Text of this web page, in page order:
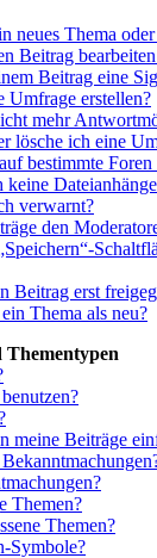
neues Thema
Beitrag
Beitrag eine
Umfrage erstellen?
mehr
lösche ich eine
bestimmte
keine
verwarnt?
den
Beitrag erst
Thema als neu?
meine Beiträge
Themen?
Themen?
Symbole?